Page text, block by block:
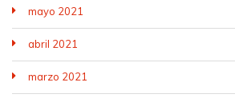
mayo 2021
abril 2021
marzo 2021